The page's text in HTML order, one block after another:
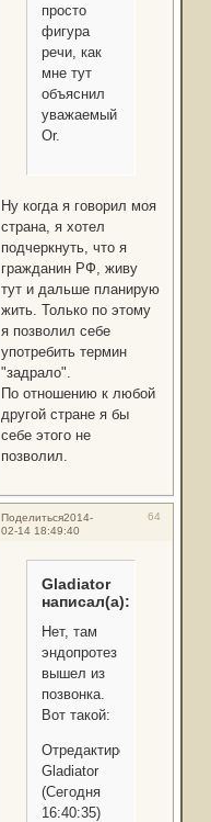
просто
фигура
речи, как
мне тут
объяснил
уважаемый
Or.
Ну когда я говорил моя
страна, я хотел
подчеркнуть, что я
гражданин РФ, живу
тут и дальше планирую
жить. Только по этому
я позволил себе
употребить термин
"задрало".
По отношению к любой
другой стране я бы
себе этого не
позволил.
Поделиться 64
2014-
02-14 18:49:40
Gladiator
написал(а):
Нет, там
эндопротез
вышел из
позвонка.
Вот такой:
Отредактировано
Gladiator
(Сегодня
16:40:35)